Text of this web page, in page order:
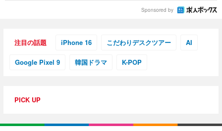
Sponsored by
注目の話題 iPhone 16 こだわりデスクツアー AI
Google Pixel 9 韓国ドラマ K-POP
PICK UP